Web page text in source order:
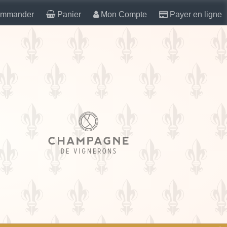
Panier Mon Compte Payer en ligne